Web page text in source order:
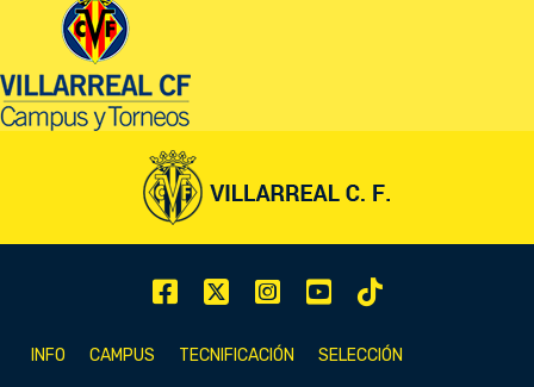
INFO CAMPUS TECNIFICACIÓN SELECCIÓN